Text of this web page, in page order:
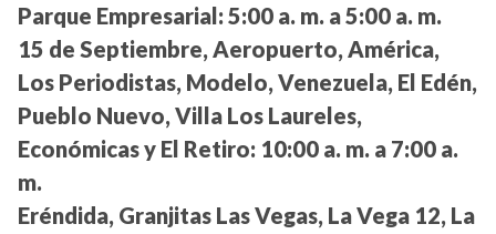
Parque Empresarial: 5:00 a. m. a 5:00 a. m.
15 de Septiembre, Aeropuerto, América,
Los Periodistas, Modelo, Venezuela, El Edén,
Pueblo Nuevo, Villa Los Laureles,
Económicas y El Retiro: 10:00 a. m. a 7:00 a.
m.
Eréndida, Granjitas Las Vegas, La Vega 12, La